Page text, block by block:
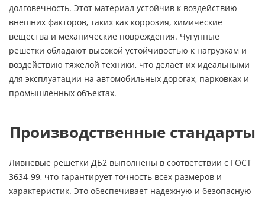
долговечность. Этот материал устойчив к воздействию
внешних факторов, таких как коррозия, химические
вещества и механические повреждения. Чугунные
решетки обладают высокой устойчивостью к нагрузкам и
воздействию тяжелой техники, что делает их идеальными
для эксплуатации на автомобильных дорогах, парковках и
промышленных объектах.
Производственные стандарты
Ливневые решетки ДБ2 выполнены в соответствии с ГОСТ
3634-99, что гарантирует точность всех размеров и
характеристик. Это обеспечивает надежную и безопасную